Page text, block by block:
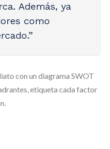
Además, ya
como
con un diagrama SWOT
etiqueta cada factor